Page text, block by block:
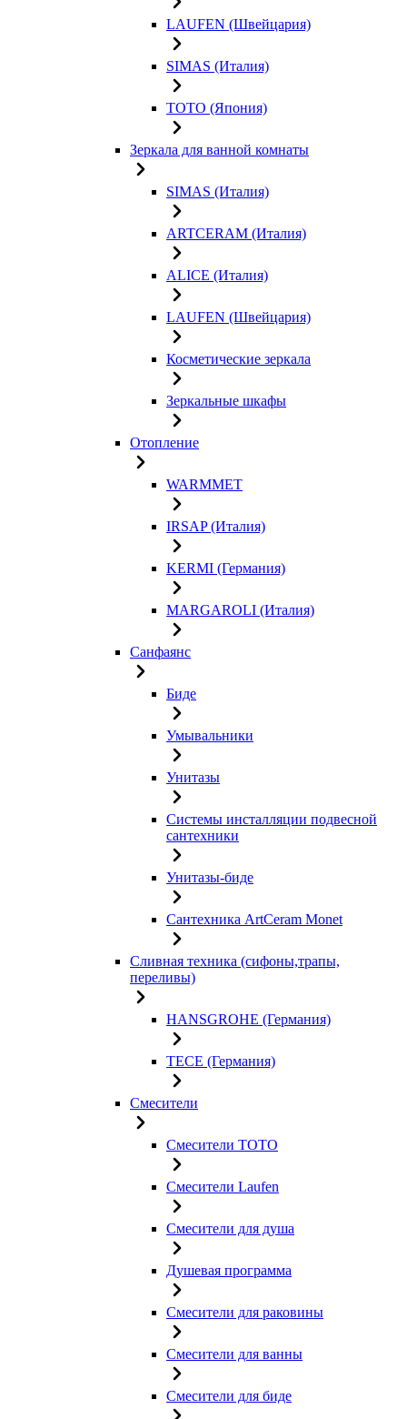
LAUFEN (Швейцария)
SIMAS (Италия)
TOTO (Япония)
Зеркала для ванной комнаты
SIMAS (Италия)
ARTCERAM (Италия)
ALICE (Италия)
LAUFEN (Швейцария)
Косметические зеркала
Зеркальные шкафы
Отопление
WARMMET
IRSAP (Италия)
KERMI (Германия)
MARGAROLI (Италия)
Санфаянс
Биде
Умывальники
Унитазы
Системы инсталляции подвесной
сантехники
Унитазы-биде
Сантехника ArtCeram Monet
Сливная техника (сифоны,трапы,
переливы)
HANSGROHE (Германия)
TECE (Германия)
Смесители
Смесители TOTO
Смесители Laufen
Смесители для душа
Душевая программа
Смесители для раковины
Смесители для ванны
Смесители для биде